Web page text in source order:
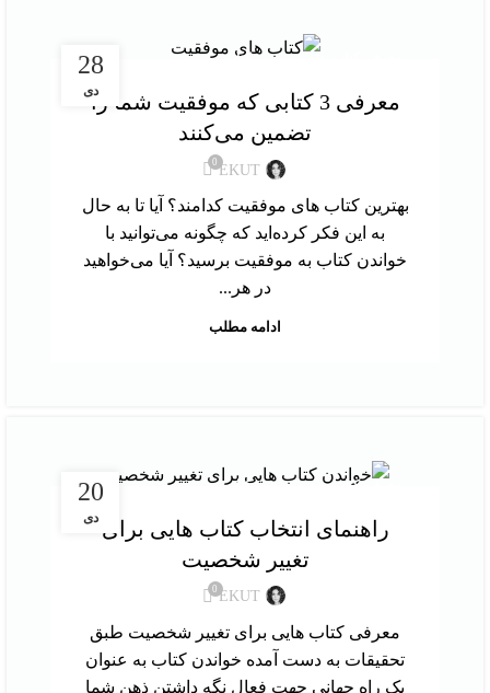
28
دی
نقد و بررسی کتاب
معرفی 3 کتابی که موفقیت شما را
تضمین می‌کنند
EKUT
0
بهترین کتاب های موفقیت کدامند؟ آیا تا به حال
به این فکر کرده‌اید که چگونه می‌توانید با
خواندن کتاب به موفقیت برسید؟ آیا می‌خواهید
در هر...
ادامه مطلب
20
دی
معرفی کتاب,نقد و بررسی کتاب
راهنمای انتخاب کتاب هایی برای
تغییر شخصیت
EKUT
0
معرفی کتاب هایی برای تغییر شخصیت طبق
تحقیقات به دست آمده خواندن کتاب به عنوان
یک راه جهانی جهت فعال نگه داشتن ذهن شما